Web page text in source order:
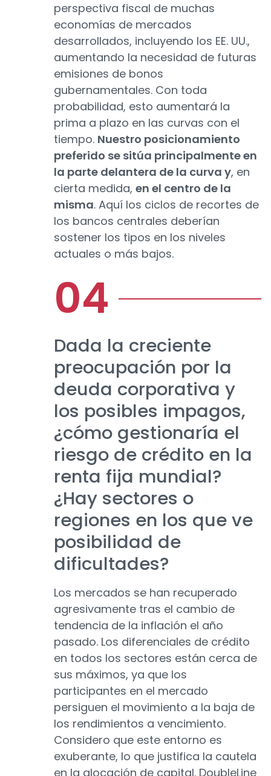
perspectiva fiscal de muchas
economías de mercados
desarrollados, incluyendo los EE. UU.,
aumentando la necesidad de futuras
emisiones de bonos
gubernamentales. Con toda
probabilidad, esto aumentará la
prima a plazo en las curvas con el
tiempo. Nuestro posicionamiento
preferido se sitúa principalmente en
la parte delantera de la curva y, en
cierta medida, en el centro de la
misma. Aquí los ciclos de recortes de
los bancos centrales deberían
sostener los tipos en los niveles
actuales o más bajos.
Dada la creciente
preocupación por la
deuda corporativa y
los posibles impagos,
¿cómo gestionaría el
riesgo de crédito en la
renta fija mundial?
¿Hay sectores o
regiones en los que ve
posibilidad de
dificultades?
Los mercados se han recuperado
agresivamente tras el cambio de
tendencia de la inflación el año
pasado. Los diferenciales de crédito
en todos los sectores están cerca de
sus máximos, ya que los
participantes en el mercado
persiguen el movimiento a la baja de
los rendimientos a vencimiento.
Considero que este entorno es
exuberante, lo que justifica la cautela
en la alocación de capital. DoubleLine